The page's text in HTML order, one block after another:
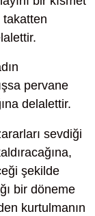
pervane
delalettir.
sevdiği
şekilde
bir döneme
kurtulmanın